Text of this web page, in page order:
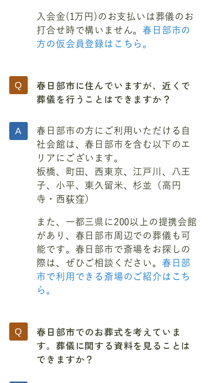
入会金(1万円)のお支払いは葬儀のお
打合せ時で構いません。 春日部市の
方の仮会員登録はこちら。
春日部市に住んでいますが、近くで
葬儀を行うことはできますか？
春日部市の方にご利用いただける自
社会館は、春日部市を含む以下のエ
リアにございます。
板橋、町田、西東京、江戸川、八王
子、小平、東久留米、杉並（高円
寺・西荻窪）
また、一都三県に200以上の提携会館
があり、春日部市周辺での葬儀も可
能です。春日部市で斎場をお探しの
際は、ぜひご相談ください。 春日部
市で利用できる斎場のご紹介はこち
ら。
春日部市でのお葬式を考えていま
す。葬儀に関する資料を見ることは
できますか？